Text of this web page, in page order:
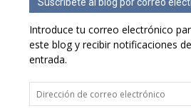
Introduce tu correo electrónico
este blog y recibir notificaciones
entrada.
Dirección
de